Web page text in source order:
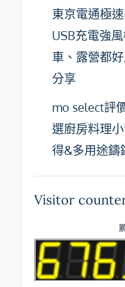
東京電通極
USB充電強
車、露營都
分享
mo select評
選廚房料理
得&多用途鑄
Visitor